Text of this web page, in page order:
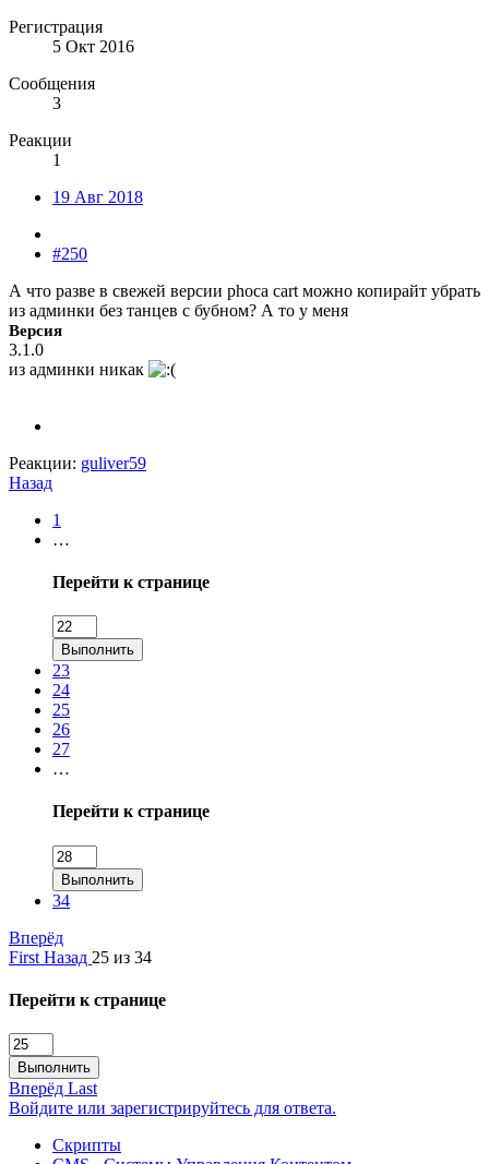
Регистрация
5 Окт 2016
Сообщения
3
Реакции
1
19 Авг 2018
#250
А что разве в свежей версии phoca cart можно копирайт убрать
из админки без танцев с бубном? А то у меня
Версия
3.1.0
из админки никак
Реакции: guliver59
Назад
1
…
Перейти к странице
Выполнить
23
24
25
26
27
…
Перейти к странице
Выполнить
34
Вперёд
First Назад 25 из 34
Перейти к странице
Выполнить
Вперёд Last
Войдите или зарегистрируйтесь для ответа.
Скрипты